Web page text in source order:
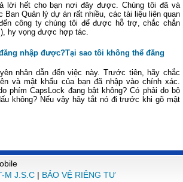
lời hết cho bạn nơi đây được. Chúng tôi đã và
Ban Quản lý dự án rất nhiều, các tài liệu liên quan
công ty chúng tôi để được hỗ trợ, chắc chắn
hy vọng được hợp tác.
nhập được?Tại sao tôi không thể đăng
nhân dẫn đến việc này. Trước tiên, hãy chắc
và mật khẩu của bạn đã nhập vào chính xác.
phím CapsLock đang bật không? Có phải do bộ
không? Nếu vậy hãy tắt nó đi trước khi gõ mật
M J.S.C | BẢO VỆ RIÊNG TƯ